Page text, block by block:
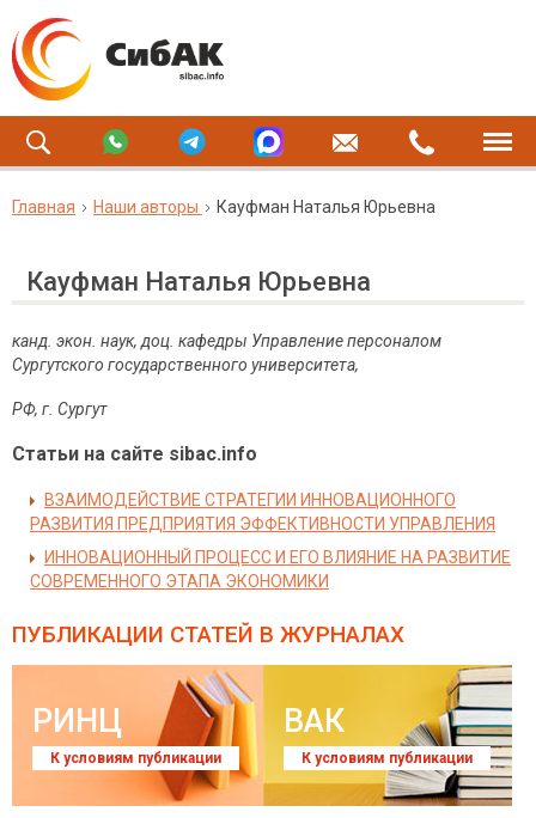
Главная Наши авторы Кауфман Наталья Юрьевна
Кауфман Наталья Юрьевна
канд. экон. наук, доц. кафедры Управление персоналом
Сургутского государственного университета,
РФ, г. Сургут
Статьи на сайте sibac.info
ВЗАИМОДЕЙСТВИЕ СТРАТЕГИИ ИННОВАЦИОННОГО
РАЗВИТИЯ ПРЕДПРИЯТИЯ ЭФФЕКТИВНОСТИ УПРАВЛЕНИЯ
ИННОВАЦИОННЫЙ ПРОЦЕСС И ЕГО ВЛИЯНИЕ НА РАЗВИТИЕ
СОВРЕМЕННОГО ЭТАПА ЭКОНОМИКИ
ПУБЛИКАЦИИ СТАТЕЙ В ЖУРНАЛАХ
РИНЦ
К условиям публикации
ВАК
К условиям публикации